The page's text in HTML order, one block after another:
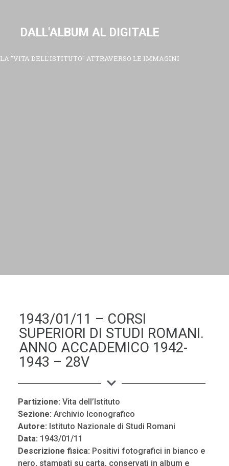
DALL'ALBUM AL DIGITALE
LA "VITA DELL'ISTITUTO" ATTRAVERSO LE IMMAGINI
1943/01/11 – CORSI
SUPERIORI DI STUDI ROMANI.
ANNO ACCADEMICO 1942-
1943 – 28V
Partizione: Vita dell’Istituto
Sezione: Archivio Iconografico
Autore: Istituto Nazionale di Studi Romani
Data: 1943/01/11
Descrizione fisica: Positivi fotografici in bianco e
nero, stampati su carta, conservati in album e